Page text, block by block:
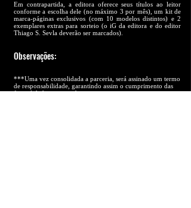
Em contrapartida, a editora oferece seus títulos ao leitor
conforme a escolha dele (no máximo 3 por mês), um kit de
marca-páginas exclusivos (com 10 modelos distintos) e 2
exemplares extras para sorteio (o iG da editora e do editor
Thiago S. Sevla deverão ser marcados).
Observações:
***Uma vez consolidada a parceria, será assinado um termo
de responsabilidade, garantindo assim o cumprimento das
formalidades entre ambas as partes.